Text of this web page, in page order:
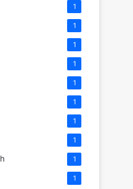
1
1
1
1
1
1
1
1
1
1